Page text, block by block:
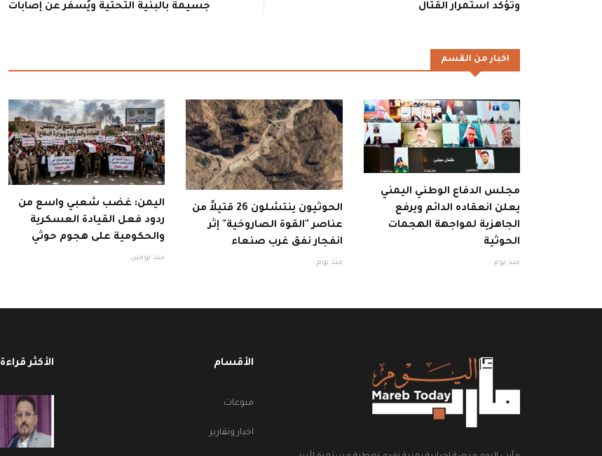
وتؤكد استمرار القتال
جسيمة بالبنية التحتية ويُسفر عن إصابات
اخبار من القسم
مجلس الدفاع الوطني اليمني
يعلن انعقاده الدائم ويرفع
الجاهزية لمواجهة الهجمات
الحوثية
منذ يوم
الحوثيون ينتشلون 26 قتيلاً من
عناصر "القوة الصاروخية" إثر
انفجار نفق غرب صنعاء
منذ يوم
اليمن: غضب شعبي واسع من
ردود فعل القيادة العسكرية
والحكومية على هجوم حوثي
منذ يومين
الأقسام
منوعات
اخبار وتقارير
الأكثر قراءة